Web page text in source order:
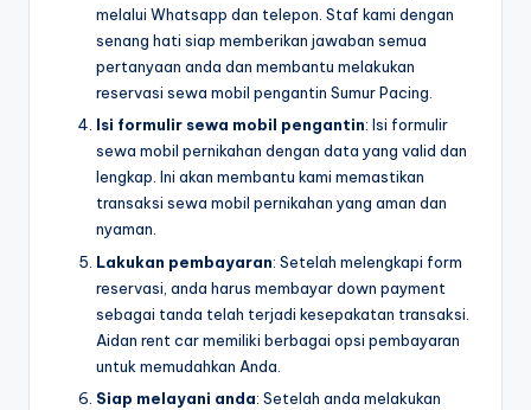
melalui Whatsapp dan telepon. Staf kami dengan
senang hati siap memberikan jawaban semua
pertanyaan anda dan membantu melakukan
reservasi sewa mobil pengantin Sumur Pacing.
Isi formulir sewa mobil pengantin: Isi formulir
sewa mobil pernikahan dengan data yang valid dan
lengkap. Ini akan membantu kami memastikan
transaksi sewa mobil pernikahan yang aman dan
nyaman.
Lakukan pembayaran: Setelah melengkapi form
reservasi, anda harus membayar down payment
sebagai tanda telah terjadi kesepakatan transaksi.
Aidan rent car memiliki berbagai opsi pembayaran
untuk memudahkan Anda.
Siap melayani anda: Setelah anda melakukan